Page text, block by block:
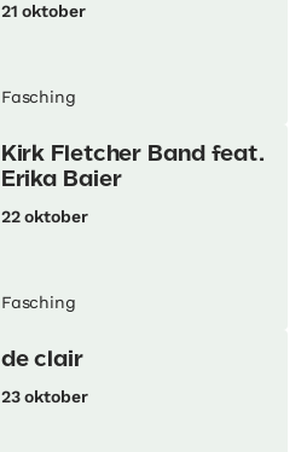
21 oktober
Fasching
Kirk Fletcher Band feat.
Erika Baier
22 oktober
Fasching
de clair
23 oktober